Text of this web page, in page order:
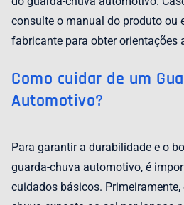
consulte o manual do produto ou
fabricante para obter orientações
Como cuidar de um
Automotivo?
Para garantir a durabilidade e o
guarda-chuva automotivo, é
cuidados básicos.